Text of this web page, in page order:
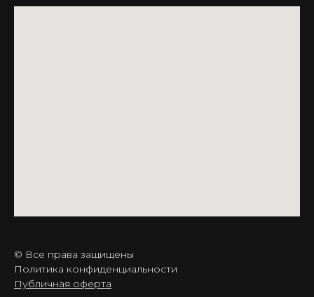
© Все права защищены
Политика конфиденциальности
Публичная оферта